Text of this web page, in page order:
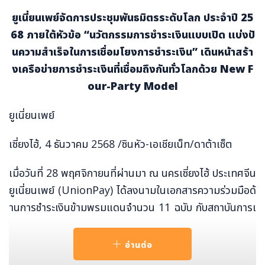
ยูเนี่ยนเพย์จัดการประชุมพันธมิตรระดับโลก ประจำปี 25
68 ภายใต้หัวข้อ “นวัตกรรมการชำระเงินแบบเปิด แบ่งปั
นความสำเร็จในการเชื่อมโยงการชำระเงิน” เดินหน้าสร้า
งเครือข่ายการชำระเงินที่เชื่อมถึงกันทั่วโลกด้วย New F
our-Party Model
ยูเนี่ยนเพย์
เซี่ยงไฮ้, 4 ธันวาคม 2568 /ซินหัว-เอเชียเน็ท/ดาต้าเซ็ต
เมื่อวันที่ 28 พฤศจิกายนที่ผ่านมา ณ นครเซี่ยงไฮ้ ประเทศจีน
ยูเนี่ยนเพย์ (UnionPay) ได้ลงนามในเอกสารความร่วมมือด้
านการชำระเงินข้ามพรมแดนจำนวน 11 ฉบับ กับสถาบันการเ
งินและองค์กรชั้นนำ 11 แห่ง ได้แก่ Bank of China, Pay
Net (มาเลเซีย), Uzcard (อุซเบกิสถาน), HUMO (อุซเบกิส
ถาน), IPC (คีร์กีซสถาน), Hong Leong Bank (มาเลเซีย),
อ่านต่อ